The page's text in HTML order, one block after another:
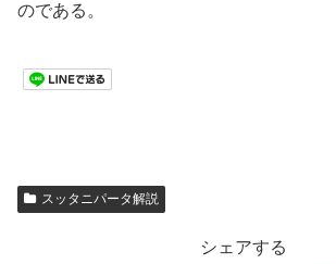
のである。
スッタニパータ解説
シェアする